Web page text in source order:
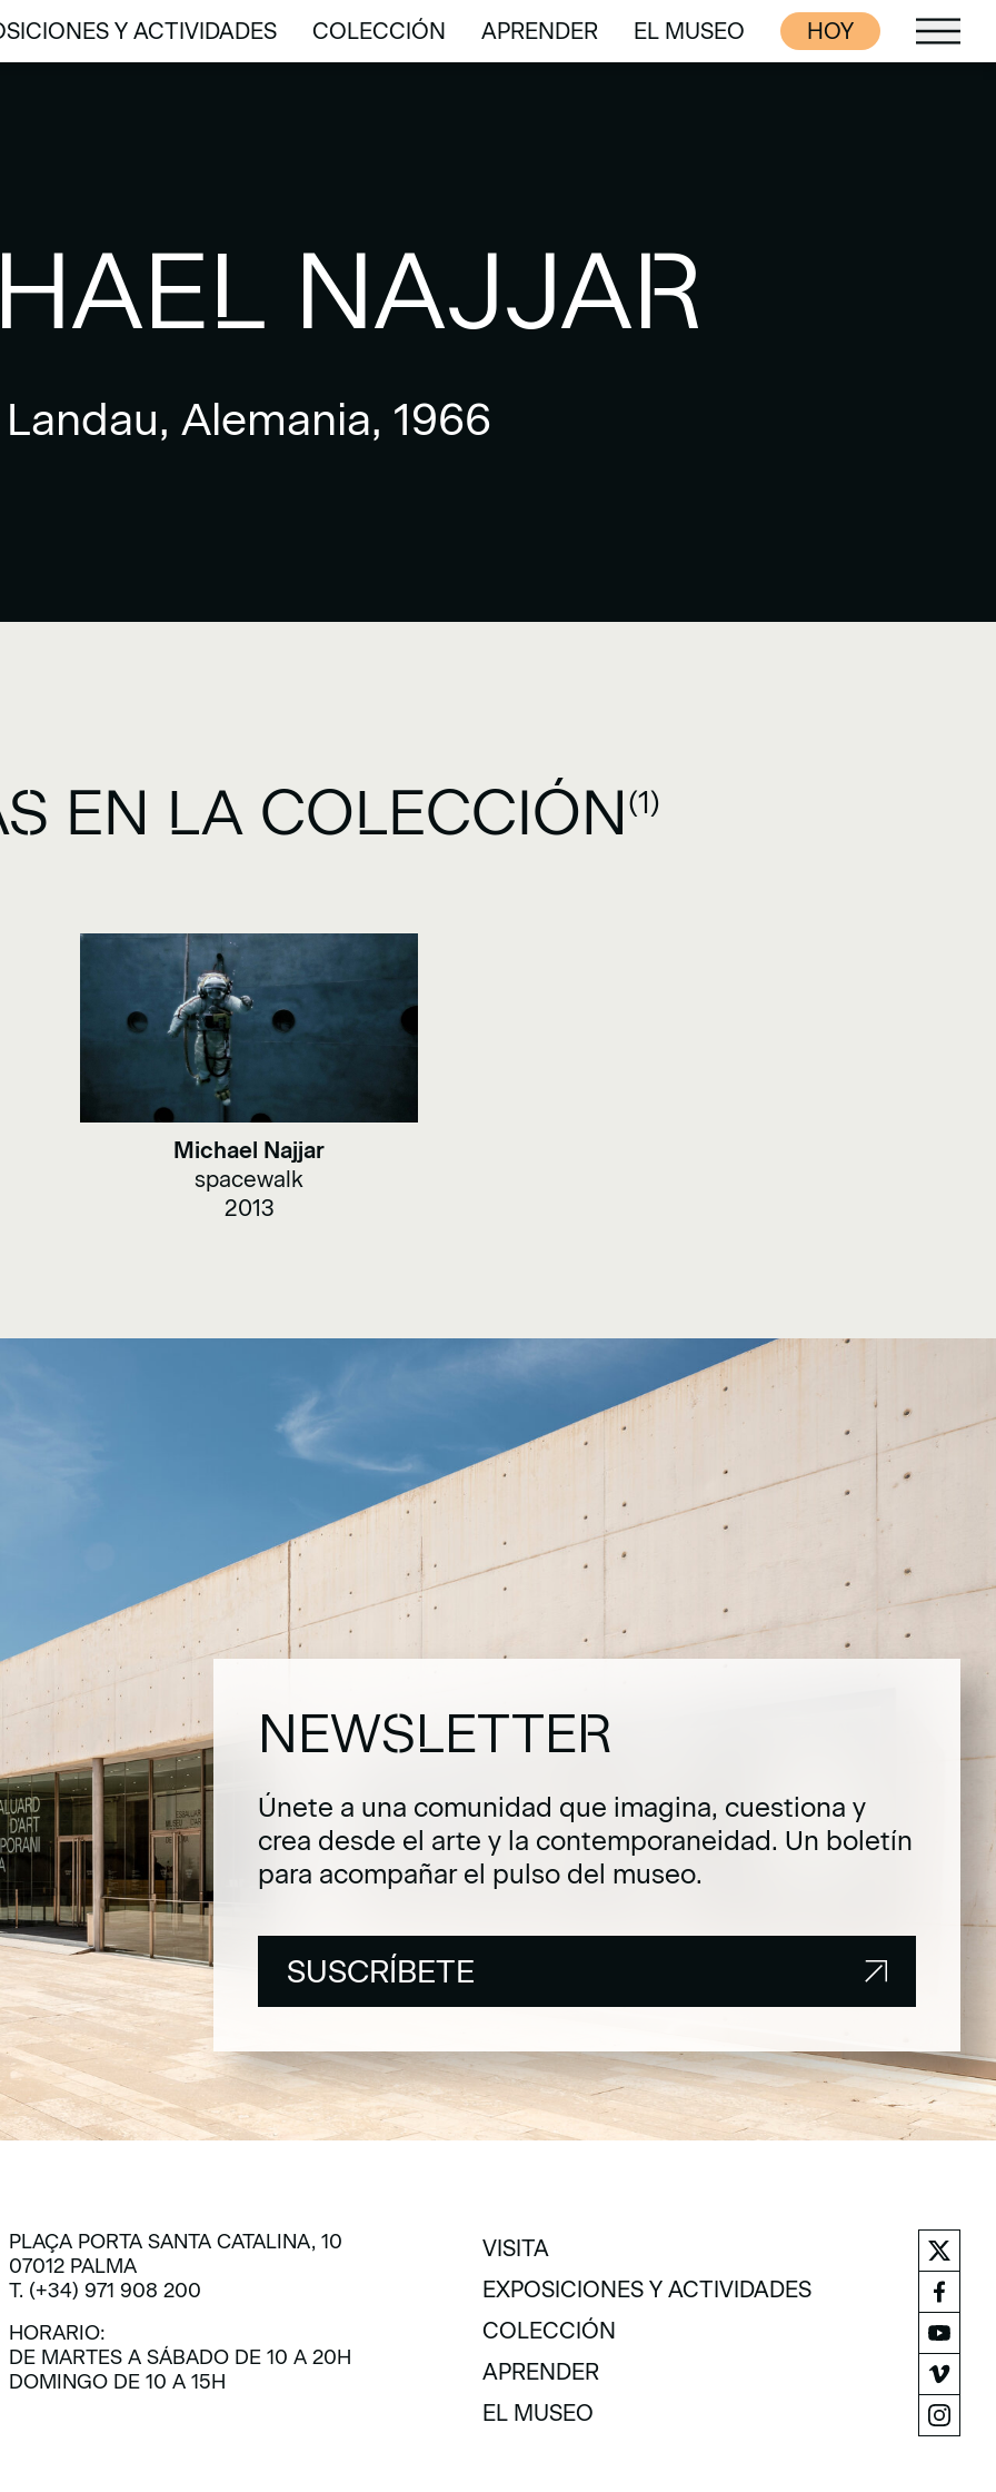
Y ACTIVIDADES
Y ACTIVIDADES
COLECCIÓN
COLECCIÓN
APRENDER
APRENDER
EL MUSEO
EL MUSEO
HOY
NAJJAR
Landau, Alemania, 1966
EN LA COLECCIÓN(1)
Michael Najjar
spacewalk
2013
NEWSLETTER
Únete a una comunidad que imagina, cuestiona y
crea desde el arte y la contemporaneidad. Un boletín
para acompañar el pulso del museo.
SUSCRÍBETE
PLAÇA PORTA SANTA CATALINA, 10
07012 PALMA
T. (+34) 971 908 200
HORARIO:
DE MARTES A SÁBADO DE 10 A 20H
DOMINGO DE 10 A 15H
VISITA
VISITA
EXPOSICIONES Y ACTIVIDADES
EXPOSICIONES Y ACTIVIDADES
COLECCIÓN
COLECCIÓN
APRENDER
APRENDER
EL MUSEO